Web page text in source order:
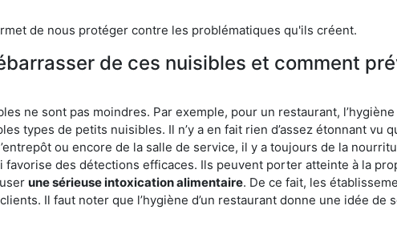
de nous protéger contre les problématiques qu'ils créent.
de ces nuisibles et comment
ne sont pas moindres. Par exemple, pour un restaurant,
types de petits nuisibles. Il n’y a en fait rien d’assez étonnant vu
ou encore de la salle de service, il y a toujours de la
des détections efficaces. Ils peuvent porter atteinte à la
une sérieuse intoxication alimentaire. De ce fait, les
Il faut noter que l’hygiène d’un restaurant donne une idée de